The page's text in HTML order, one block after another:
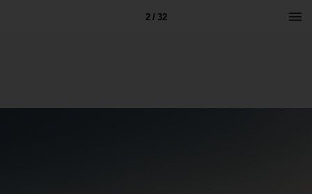
2 / 32